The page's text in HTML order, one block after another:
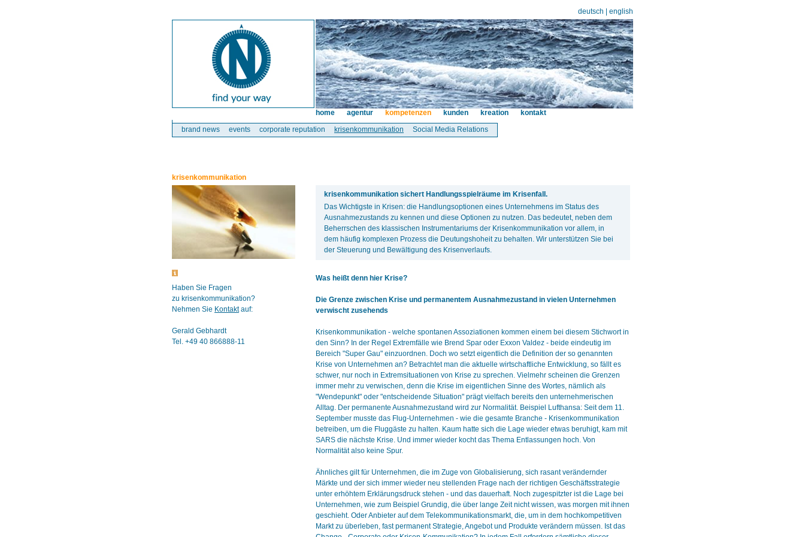
brand news events corporate reputation krisenkommunikation Social Media Relations
deutsch english
home agentur kompetenzen kunden kreation kontakt
krisenkommunikation
Haben Sie Fragen
zu krisenkommunikation?
Nehmen Sie Kontaktauf:
Gerald Gebhardt
Tel. +49 40 866888-11
krisenkommunikation sichert Handlungsspielräume im Krisenfall.
Das Wichtigste in Krisen: die Handlungsoptionen eines Unternehmens im Status des
Ausnahmezustands zu kennen und diese Optionen zu nutzen. Das bedeutet, neben dem
Beherrschen des klassischen Instrumentariums der Krisenkommunikation vor allem, in
dem häufig komplexen Prozess die Deutungshoheit zu behalten. Wir unterstützen Sie bei
der Steuerung und Bewältigung des Krisenverlaufs.
Was heißt denn hier Krise?
Die Grenze zwischen Krise und permanentem Ausnahmezustand in vielen Unternehmen
verwischt zusehends
Krisenkommunikation - welche spontanen Assoziationen kommen einem bei diesem Stichwort in
den Sinn? In der Regel Extremfälle wie Brend Spar oder Exxon Valdez - beide eindeutig im
Bereich "Super Gau" einzuordnen. Doch wo setzt eigentlich die Definition der so genannten
Krise von Unternehmen an? Betrachtet man die aktuelle wirtschaftliche Entwicklung, so fällt es
schwer, nur noch in Extremsituationen von Krise zu sprechen. Vielmehr scheinen die Grenzen
immer mehr zu verwischen, denn die Krise im eigentlichen Sinne des Wortes, nämlich als
"Wendepunkt" oder "entscheidende Situation" prägt vielfach bereits den unternehmerischen
Alltag. Der permanente Ausnahmezustand wird zur Normalität. Beispiel Lufthansa: Seit dem 11.
September musste das Flug-Unternehmen - wie die gesamte Branche - Krisenkommunikation
betreiben, um die Fluggäste zu halten. Kaum hatte sich die Lage wieder etwas beruhigt, kam mit
SARS die nächste Krise. Und immer wieder kocht das Thema Entlassungen hoch. Von
Normalität also keine Spur.
Ähnliches gilt für Unternehmen, die im Zuge von Globalisierung, sich rasant verändernder
Märkte und der sich immer wieder neu stellenden Frage nach der richtigen Geschäftsstrategie
unter erhöhtem Erklärungsdruck stehen - und das dauerhaft. Noch zugespitzter ist die Lage bei
Unternehmen, wie zum Beispiel Grundig, die über lange Zeit nicht wissen, was morgen mit ihnen
geschieht. Oder Anbieter auf dem Telekommunikationsmarkt, die, um in dem hochkompetitiven
Markt zu überleben, fast permanent Strategie, Angebot und Produkte verändern müssen. Ist das